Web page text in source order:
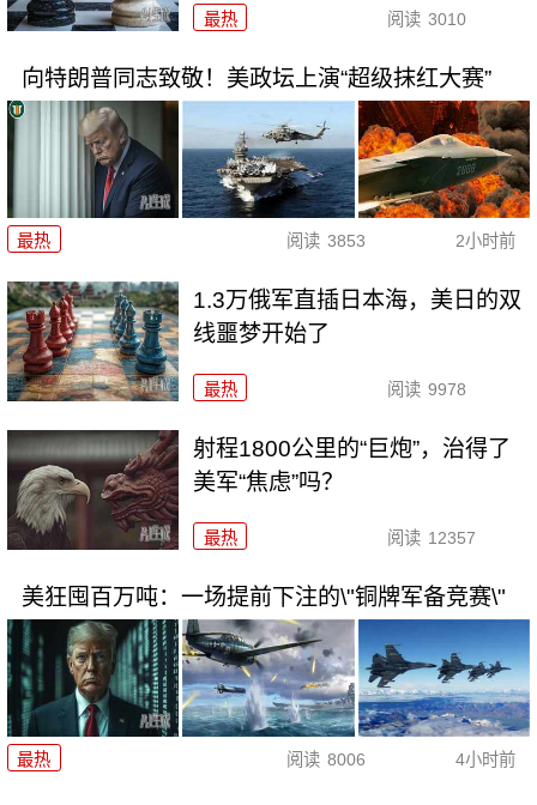
最热 阅读 3010
向特朗普同志致敬！美政坛上演“超级抹红大赛”
最热 阅读 3853 2小时前
1.3万俄军直插日本海，美日的双
线噩梦开始了
最热 阅读 9978
射程1800公里的“巨炮”，治得了
美军“焦虑”吗？
最热 阅读 12357
美狂囤百万吨：一场提前下注的\"铜牌军备竞赛\"
最热 阅读 8006 4小时前